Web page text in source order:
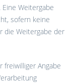
Weitergabe
sofern keine
die Weitergabe der
Angabe